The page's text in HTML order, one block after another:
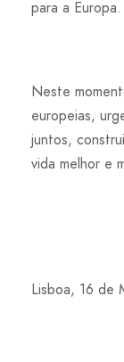
para a Europa.
Neste
europeias,
juntos,
vida melhor e
Lisboa, 16 de